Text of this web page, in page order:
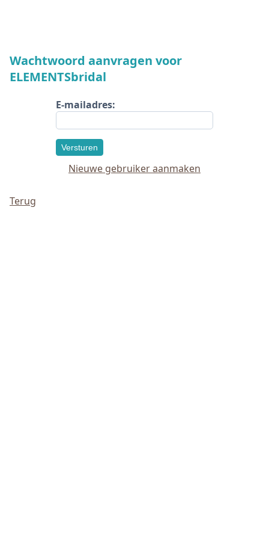
Wachtwoord aanvragen voor
ELEMENTSbridal
E-mailadres:
Versturen
Nieuwe gebruiker aanmaken
Terug